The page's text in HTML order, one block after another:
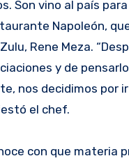
Son vino al país
Napoleón,
Rene Meza.
y de pensarlo
nos decidimos por
el chef.
con que materia